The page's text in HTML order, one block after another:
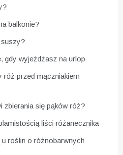
balkonie?
gdy wyjeżdżasz na urlop
róż przed mączniakiem
zbierania się pąków róż?
liści różanecznika
roślin o różnobarwnych